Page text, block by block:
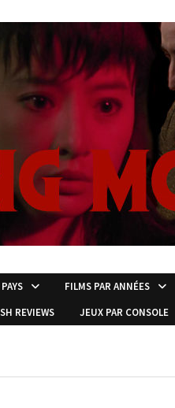
FILMS PAR ANNÉES
REVIEWS
JEUX PAR CONSOLE